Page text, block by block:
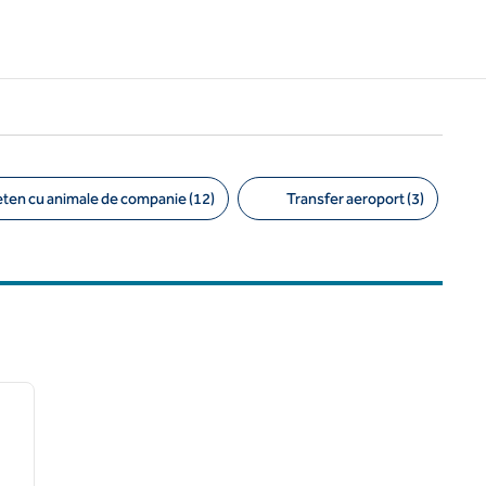
cu animale de companie (12) Transfer aeroport (3)
imaginea următoare